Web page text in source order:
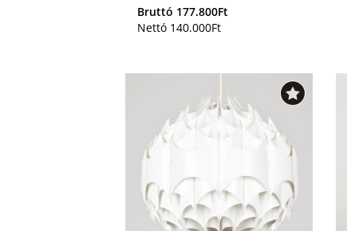
Bruttó 177.800Ft
Nettó 140.000Ft